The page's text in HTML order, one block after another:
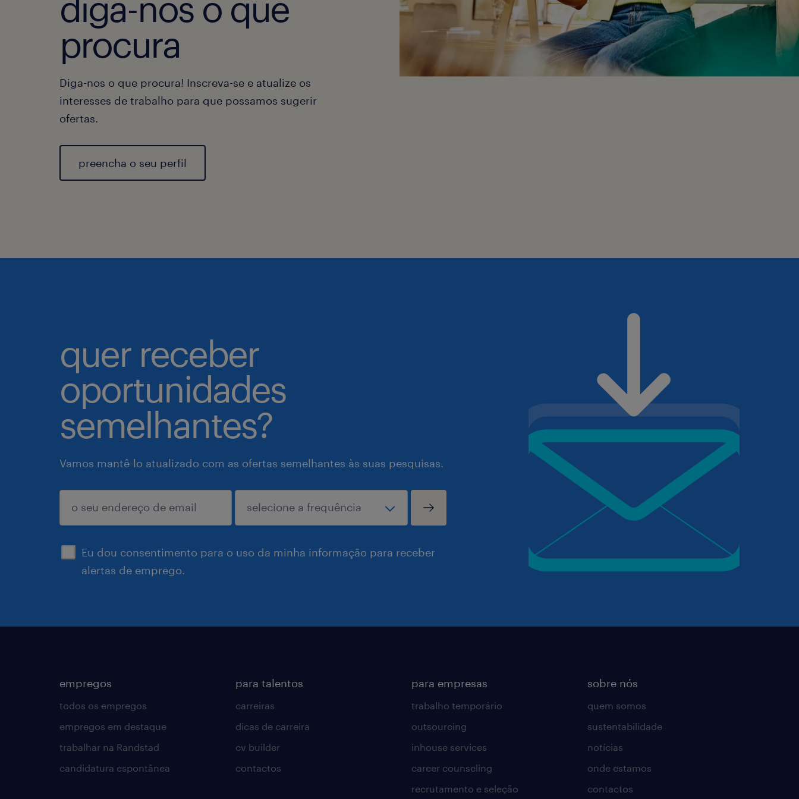
procura
Diga-nos o que procura! Inscreva-se e atualize os
interesses de trabalho para que possamos sugerir
ofertas.
preencha o seu perfil
quer receber
oportunidades
semelhantes?
Vamos mantê-lo atualizado com as ofertas semelhantes às suas pesquisas.
Eu dou consentimento para o uso da minha informação para receber
alertas de emprego.
enviar
empregos
todos os empregos
empregos em destaque
trabalhar na Randstad
candidatura espontânea
para talentos
carreiras
dicas de carreira
cv builder
contactos
para empresas
trabalho temporário
outsourcing
inhouse services
career counseling
recrutamento e seleção
sobre nós
quem somos
sustentabilidade
notícias
onde estamos
contactos